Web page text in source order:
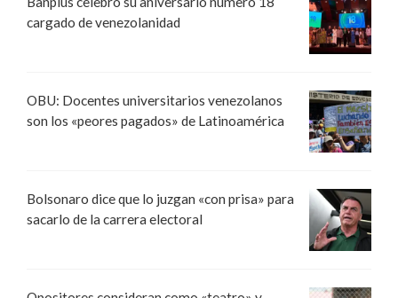
cargado de venezolanidad
OBU: Docentes universitarios venezolanos
son los «peores pagados» de Latinoamérica
Bolsonaro dice que lo juzgan «con prisa» para
sacarlo de la carrera electoral